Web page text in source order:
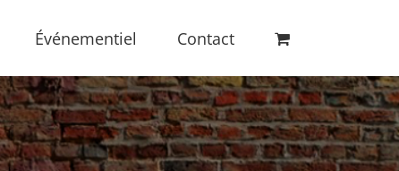
Événementiel Contact